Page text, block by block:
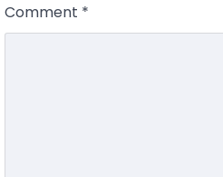
Comment *